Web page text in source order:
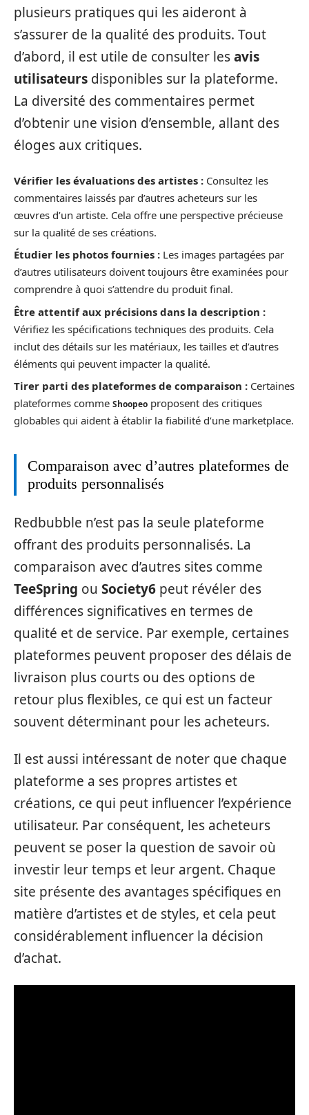
plusieurs pratiques qui les aideront à
s’assurer de la qualité des produits. Tout
d’abord, il est utile de consulter lesavis
utilisateurs disponibles sur la plateforme.
La diversité des commentaires permet
d’obtenir une vision d’ensemble, allant des
éloges aux critiques.
Vérifier les évaluations des artistes : Consultez les
commentaires laissés par d’autres acheteurs sur les
œuvres d’un artiste. Cela offre une perspective précieuse
sur la qualité de ses créations.
Étudier les photos fournies : Les images partagées par
d’autres utilisateurs doivent toujours être examinées pour
comprendre à quoi s’attendre du produit final.
Être attentif aux précisions dans la description :
Vérifiez les spécifications techniques des produits. Cela
inclut des détails sur les matériaux, les tailles et d’autres
éléments qui peuvent impacter la qualité.
Tirer parti des plateformes de comparaison : Certaines
plateformes comme Shoopeo proposent des critiques
globables qui aident à établir la fiabilité d’une marketplace.
Comparaison avec d’autres plateformes de
produits personnalisés
Redbubble n’est pas la seule plateforme
offrant des produits personnalisés. La
comparaison avec d’autres sites comme
TeeSpring ou Society6 peut révéler des
différences significatives en termes de
qualité et de service. Par exemple, certaines
plateformes peuvent proposer des délais de
livraison plus courts ou des options de
retour plus flexibles, ce qui est un facteur
souvent déterminant pour les acheteurs.
Il est aussi intéressant de noter que chaque
plateforme a ses propres artistes et
créations, ce qui peut influencer l’expérience
utilisateur. Par conséquent, les acheteurs
peuvent se poser la question de savoir où
investir leur temps et leur argent. Chaque
site présente des avantages spécifiques en
matière d’artistes et de styles, et cela peut
considérablement influencer la décision
d’achat.